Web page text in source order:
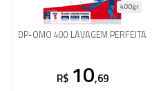
DP-OMO 400 LAVAGEM PERFEITA
400gr
R$ 10,69